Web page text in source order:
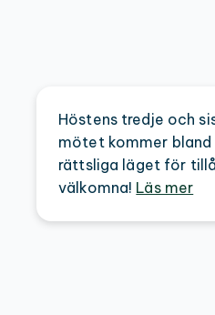
Höstens tredje och
mötet kommer bland
rättsliga läget för
välkomna! Läs mer